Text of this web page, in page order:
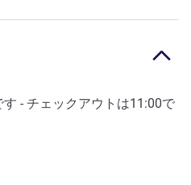
す - チェックアウトは11:00で